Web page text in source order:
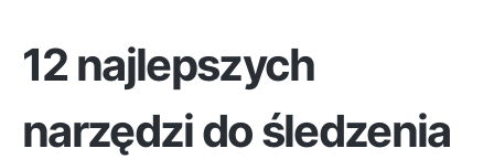
12 najlepszych
narzędzi do śledzenia